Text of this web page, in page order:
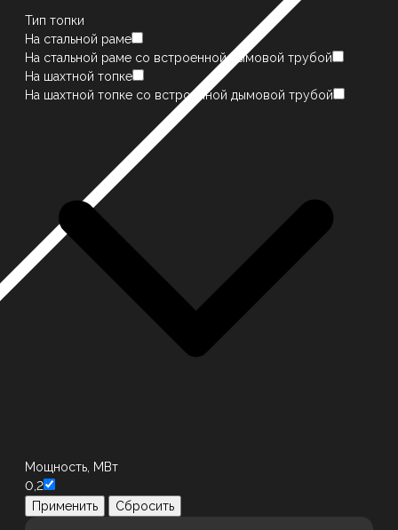
Тип топки
На стальной раме
На стальной раме со встроенной дымовой трубой
На шахтной топке
На шахтной топке со встроенной дымовой трубой
Мощность, МВт
0,2
Применить
Сбросить